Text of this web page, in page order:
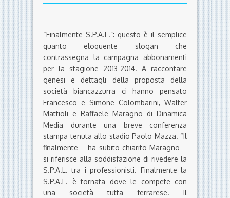
“Finalmente S.P.A.L.”: questo è il semplice
quanto eloquente slogan che
contrassegna la campagna abbonamenti
per la stagione 2013-2014. A raccontare
genesi e dettagli della proposta della
società biancazzurra ci hanno pensato
Francesco e Simone Colombarini, Walter
Mattioli e Raffaele Maragno di Dinamica
Media durante una breve conferenza
stampa tenuta allo stadio Paolo Mazza. “Il
finalmente – ha subito chiarito Maragno –
si riferisce alla soddisfazione di rivedere la
S.P.A.L. tra i professionisti. Finalmente la
S.P.A.L. è tornata dove le compete con
una società tutta ferrarese. Il